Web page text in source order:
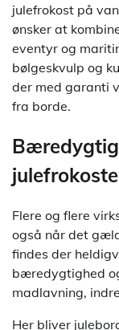
julefrokost på
ønsker at
eventyr og
bølgeskvulp og
der med garanti
fra borde.
Flere og flere
også når det
findes der
bæredygtighed
madlavning,
Her bliver